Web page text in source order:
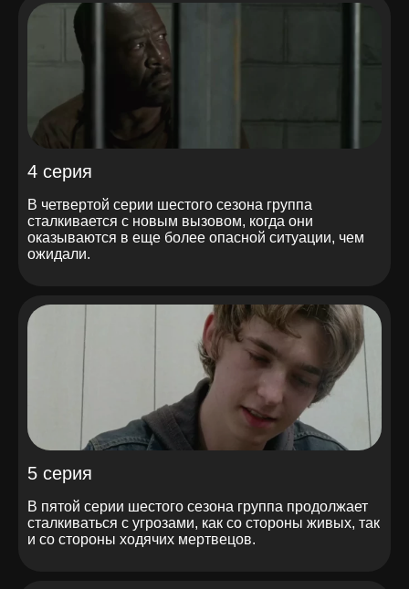
4 серия
В четвертой серии шестого сезона группа
сталкивается с новым вызовом, когда они
оказываются в еще более опасной ситуации, чем
ожидали.
5 серия
В пятой серии шестого сезона группа продолжает
сталкиваться с угрозами, как со стороны живых, так
и со стороны ходячих мертвецов.